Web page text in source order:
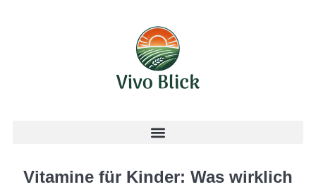
Vitamine für Kinder: Was wirklich